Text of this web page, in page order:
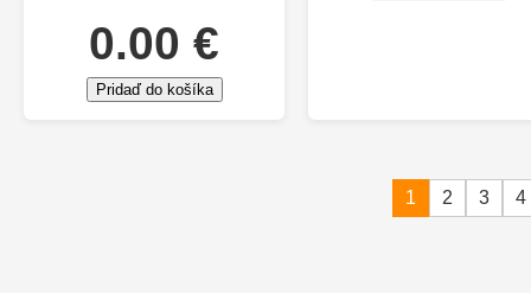
0.00 €
Pridaď do košíka
1 2 3 4